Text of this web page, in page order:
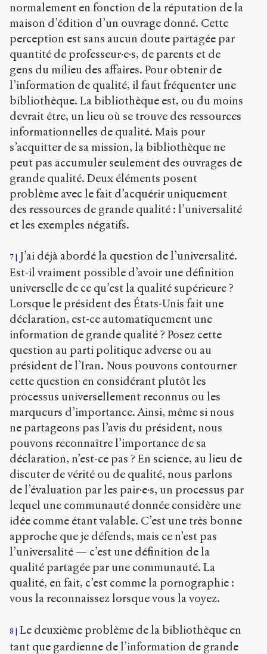
normalement en fonction de la réputation de la
maison d’édition d’un ouvrage donné. Cette
perception est sans aucun doute partagée par
quantité de professeur·e·s, de parents et de
gens du milieu des affaires. Pour obtenir de
l’information de qualité, il faut fréquenter une
bibliothèque. La bibliothèque est, ou du moins
devrait être, un lieu où se trouve des ressources
informationnelles de qualité. Mais pour
s’acquitter de sa mission, la bibliothèque ne
peut pas accumuler seulement des ouvrages de
grande qualité. Deux éléments posent
problème avec le fait d’acquérir uniquement
des ressources de grande qualité : l’universalité
et les exemples négatifs.
7
J’ai déjà abordé la question de l’universalité.
Est-il vraiment possible d’avoir une définition
universelle de ce qu’est la qualité supérieure ?
Lorsque le président des États-Unis fait une
déclaration, est-ce automatiquement une
information de grande qualité ? Posez cette
question au parti politique adverse ou au
président de l’Iran. Nous pouvons contourner
cette question en considérant plutôt les
processus universellement reconnus ou les
marqueurs d’importance. Ainsi, même si nous
ne partageons pas l’avis du président, nous
pouvons reconnaître l’importance de sa
déclaration, n’est-ce pas ? En science, au lieu de
discuter de vérité ou de qualité, nous parlons
de l’évaluation par les pair·e·s, un processus par
lequel une communauté donnée considère une
idée comme étant valable. C’est une très bonne
approche que je défends, mais ce n’est pas
l’universalité — c’est une définition de la
qualité partagée par une communauté. La
qualité, en fait, c’est comme la pornographie :
vous la reconnaissez lorsque vous la voyez.
8
Le deuxième problème de la bibliothèque en
tant que gardienne de l’information de grande